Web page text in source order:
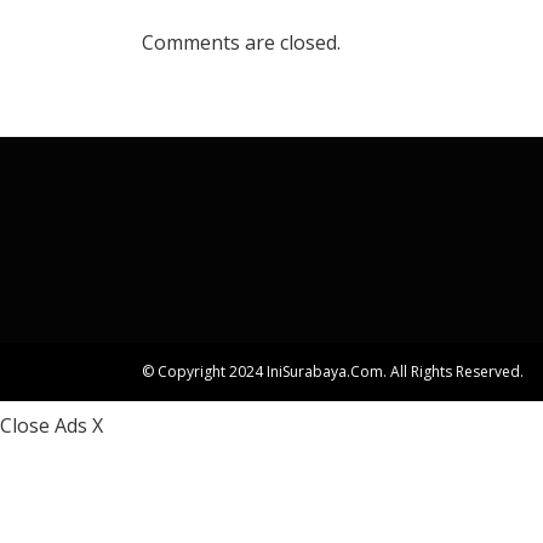
Comments are closed.
© Copyright 2024 IniSurabaya.com. All Rights Reserved.
Close Ads X